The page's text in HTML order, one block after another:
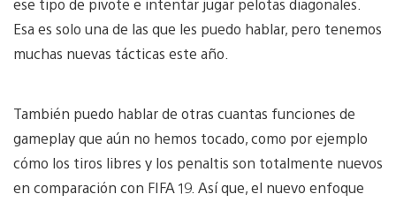
ese tipo de pivote e intentar jugar pelotas diagonales.
Esa es solo una de las que les puedo hablar, pero tenemos
muchas nuevas tácticas este año.
También puedo hablar de otras cuantas funciones de
gameplay que aún no hemos tocado, como por ejemplo
cómo los tiros libres y los penaltis son totalmente nuevos
en comparación con FIFA 19. Así que, el nuevo enfoque